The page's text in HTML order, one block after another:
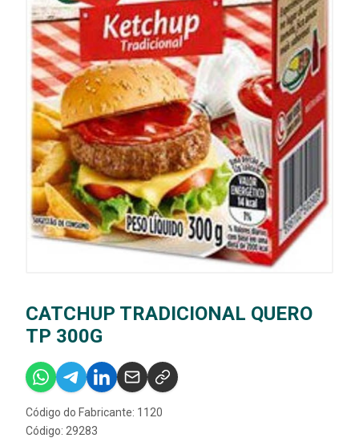
CATCHUP TRADICIONAL QUERO
TP 300G
Código do Fabricante: 1120
Código: 29283